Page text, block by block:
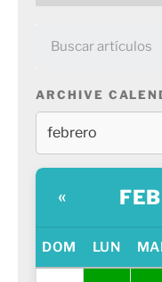
ARCHIVE
«
DOM LUN